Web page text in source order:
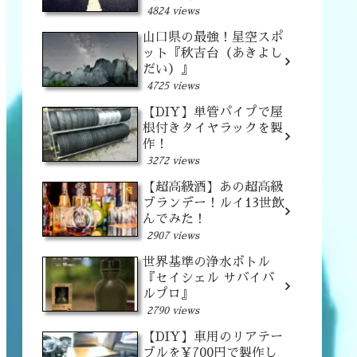
4824 views
山口県の最強！星空スポ
ット『秋吉台（あきよし
だい）』
4725 views
【DIY】単管パイプで屋
根付きタイヤラックを製
作！
3272 views
【超高級酒】あの超高級
ブランデー！ルイ13世飲
んでみた！
2907 views
世界基準の浄水ボトル
『セイシェル サバイバ
ルプロ』
2790 views
【DIY】車用のリアテー
ブルを¥700円で製作し